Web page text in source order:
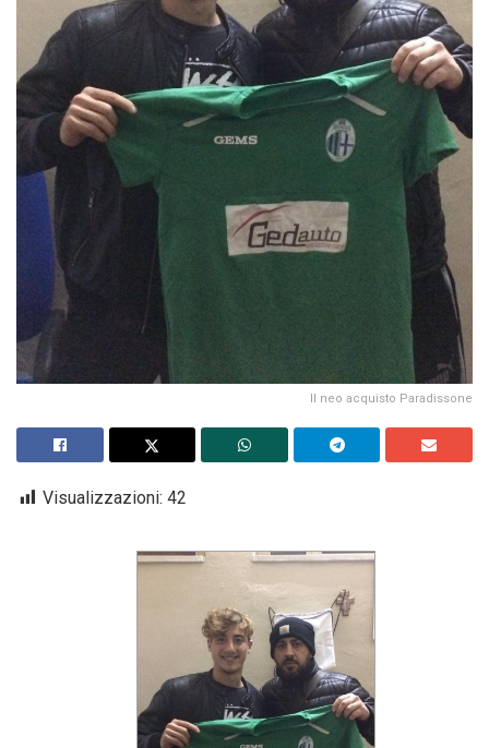
Il neo acquisto Paradissone
Visualizzazioni: 42